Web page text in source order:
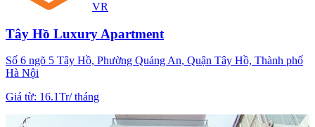
VR
Tây Hồ Luxury Apartment
Số 6 ngõ 5 Tây Hồ, Phường Quảng An, Quận Tây Hồ, Thành phố
Hà Nội
Giá từ: 16.1Tr/tháng